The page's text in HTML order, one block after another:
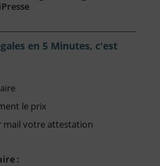
en 5 Minutes, c'est
le prix
mail votre attestation
: